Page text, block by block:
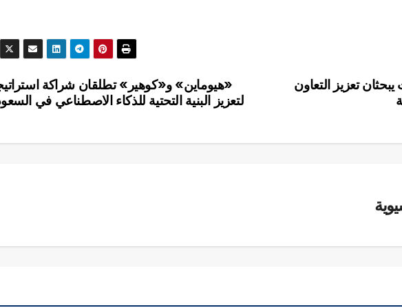
«هيوماين» و«كوهير» تطلقان شراكة
لتعزيز البنية التحتية للذكاء الاصطناعي في
تعزيز التعاون